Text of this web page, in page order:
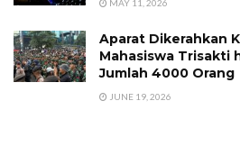
MAY 11, 2026
Aparat Dikerahkan
Mahasiswa Trisakti
Jumlah 4000 Orang
JUNE 19, 2026